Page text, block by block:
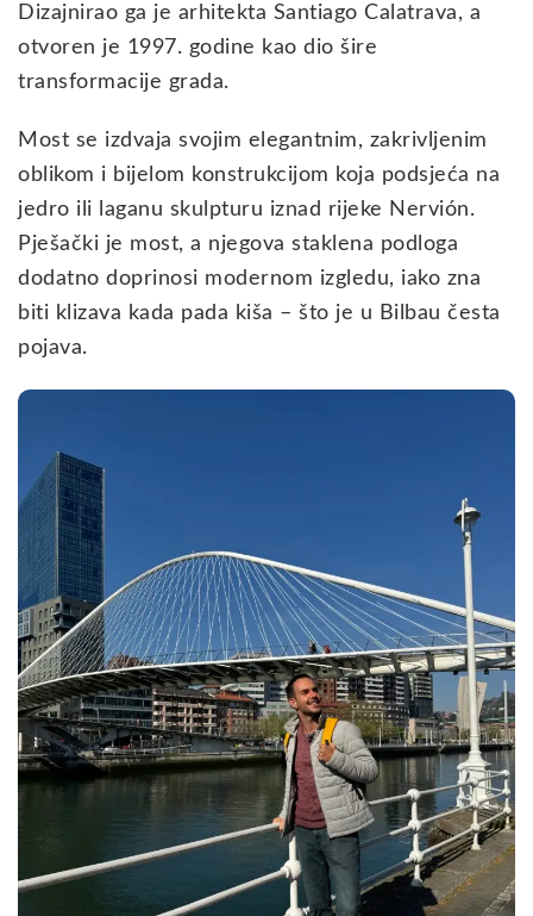
Dizajnirao ga je arhitekta Santiago Calatrava, a
otvoren je 1997. godine kao dio šire
transformacije grada.
Most se izdvaja svojim elegantnim, zakrivljenim
oblikom i bijelom konstrukcijom koja podsjeća na
jedro ili laganu skulpturu iznad rijeke Nervión.
Pješački je most, a njegova staklena podloga
dodatno doprinosi modernom izgledu, iako zna
biti klizava kada pada kiša – što je u Bilbau česta
pojava.